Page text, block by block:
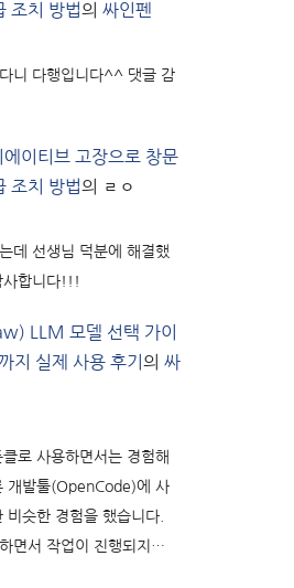
조치 방법의 싸인펜
니 다행입니다^^ 댓글 감
이티브 고장으로 창문
조치 방법의 ㄹㅇ
데 선생님 덕분에 해결했
사합니다!!!
LLM 모델 선택 가이
지 실제 사용 후기 의 싸
로 사용하면서는 경험해
개발툴(OpenCode)에 사
슷한 경험을 했습니다.
면서 작업이 진행되지…